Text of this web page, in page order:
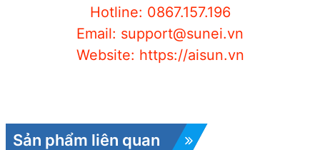
Hotline: 0867.157.196
Email: support@sunei.vn
Website: https://aisun.vn
Sản phẩm liên quan